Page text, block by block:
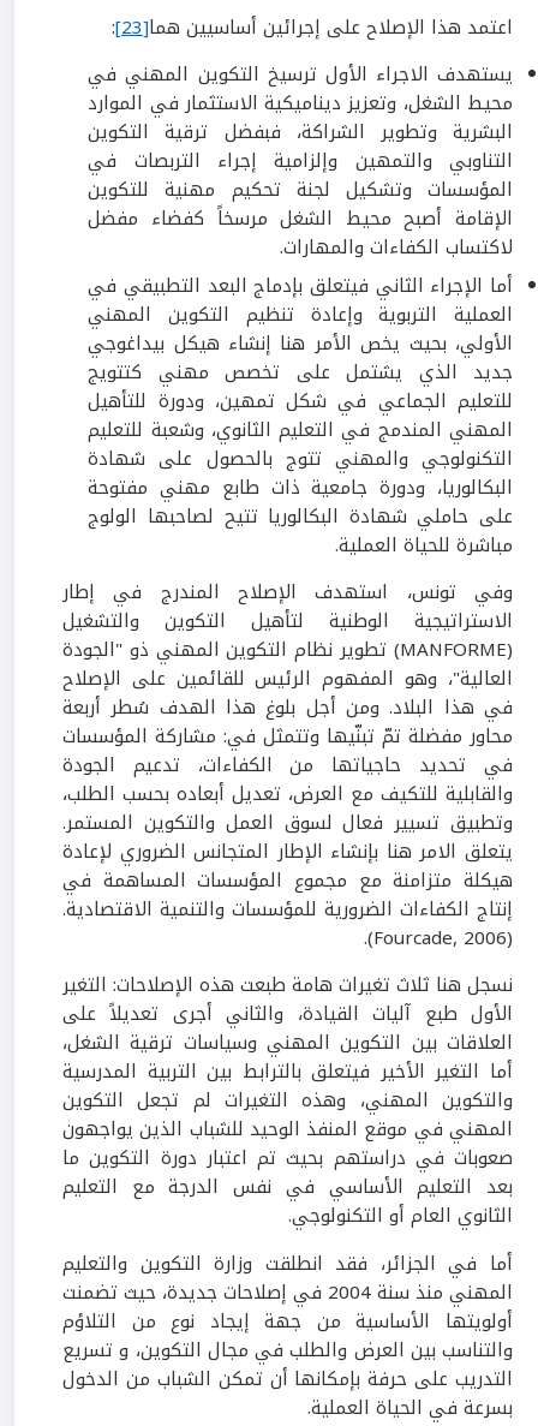
اعتمد هذا الإصلاح على إجرائين أساسيين هما[23]
:
يستهدف الاجراء الأول ترسيخ التكوين المهني في
محيط الشغل، وتعزيز ديناميكية الاستثمار في الموارد
البشرية وتطوير الشراكة، فبفضل ترقية التكوين
التناوبي والتمهين وإلزامية إجراء التربصات في
المؤسسات وتشكيل لجنة تحكيم مهنية للتكوين
الإقامة أصبح محيط الشغل مرسخاً كفضاء مفضل
لاكتساب الكفاءات والمهارات.
أما الإجراء الثاني فيتعلق بإدماج البعد التطبيقي في
العملية التربوية وإعادة تنظيم التكوين المهني
الأولي، بحيث يخص الأمر هنا إنشاء هيكل بيداغوجي
جديد الذي يشتمل على تخصص مهني كتتويج
للتعليم الجماعي في شكل تمهين، ودورة للتأهيل
المهني المندمج في التعليم الثانوي، وشعبة للتعليم
التكنولوجي والمهني تتوج بالحصول على شهادة
البكالوريا، ودورة جامعية ذات طابع مهني مفتوحة
على حاملي شهادة البكالوريا تتيح لصاحبها الولوج
مباشرة للحياة العملية.
وفي تونس، استهدف الإصلاح المندرج في إطار
الاستراتيجية الوطنية لتأهيل التكوين والتشغيل
(MANFORME) تطوير نظام التكوين المهني ذو "الجودة
العالية"، وهو المفهوم الرئيس للقائمين على الإصلاح
في هذا البلاد. ومن أجل بلوغ هذا الهدف سُطر أربعة
محاور مفضلة تمّ تبنّيها وتتمثل في: مشاركة المؤسسات
في تحديد حاجياتها من الكفاءات، تدعيم الجودة
والقابلية للتكيف مع العرض، تعديل أبعاده بحسب الطلب،
وتطبيق تسيير فعال لسوق العمل والتكوين المستمر.
يتعلق الامر هنا بإنشاء الإطار المتجانس الضروري لإعادة
هيكلة متزامنة مع مجموع المؤسسات المساهمة في
إنتاج الكفاءات الضرورية للمؤسسات والتنمية الاقتصادية.
(Fourcade, 2006).
نسجل هنا ثلاث تغيرات هامة طبعت هذه الإصلاحات: التغير
الأول طبع آليات القيادة، والثاني أجرى تعديلاً على
العلاقات بين التكوين المهني وسياسات ترقية الشغل،
أما التغير الأخير فيتعلق بالترابط بين التربية المدرسية
والتكوين المهني، وهذه التغيرات لم تجعل التكوين
المهني في موقع المنفذ الوحيد للشباب الذين يواجهون
صعوبات في دراستهم بحيث تم اعتبار دورة التكوين ما
بعد التعليم الأساسي في نفس الدرجة مع التعليم
الثانوي العام أو التكنولوجي.
أما في الجزائر، فقد انطلقت وزارة التكوين والتعليم
المهني منذ سنة 2004 في إصلاحات جديدة، حيث تضمنت
أولويتها الأساسية من جهة إيجاد نوع من التلاؤم
والتناسب بين العرض والطلب في مجال التكوين، و تسريع
التدريب على حرفة بإمكانها أن تمكن الشباب من الدخول
بسرعة في الحياة العملية.